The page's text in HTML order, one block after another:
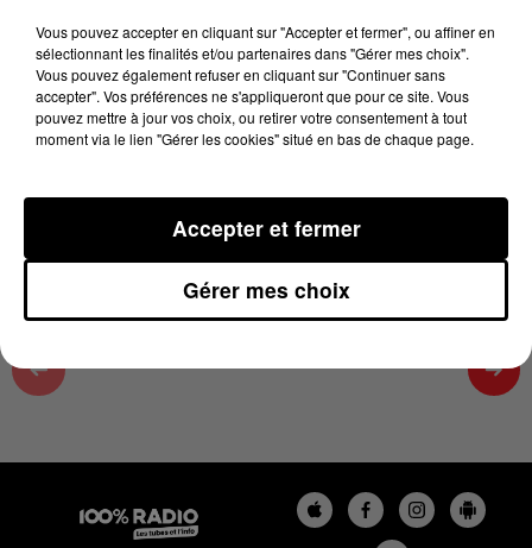
18 avril 2025 - 4 min 20 sec
ON SE LÈVE MOIS BÊTE SUR 100%,
CHRONIQUE DU 18/04/2025
Fred nous apprend quelque chose !
Vous pouvez accepter en cliquant sur "Accepter et fermer", ou affiner en
sélectionnant les finalités et/ou partenaires dans "Gérer mes choix".
Vous pouvez également refuser en cliquant sur "Continuer sans
accepter". Vos préférences ne s'appliqueront que pour ce site. Vous
pouvez mettre à jour vos choix, ou retirer votre consentement à tout
moment via le lien "Gérer les cookies" situé en bas de chaque page.
Gérer mes choix
Accepter et fermer